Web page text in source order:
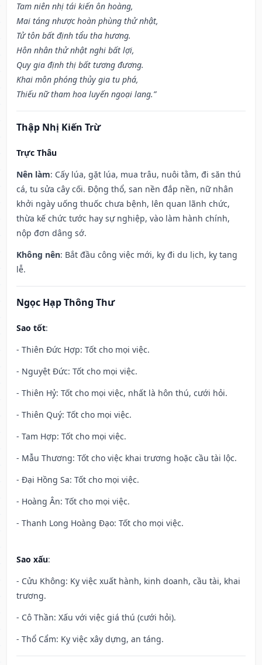
Tam niên nhị tái kiến ôn hoàng,
Mai táng nhược hoàn phùng thử nhật,
Tử tôn bất định tẩu tha hương.
Hôn nhân thử nhật nghi bất lợi,
Quy gia định thị bất tương đương.
Khai môn phóng thủy gia tu phá,
Thiếu nữ tham hoa luyến ngoại lang.”
Thập Nhị Kiến Trừ
Trực Thâu
Nên làm: Cấy lúa, gặt lúa, mua trâu, nuôi tằm, đi săn thú
cá, tu sửa cây cối. Động thổ, san nền đắp nền, nữ nhân
khởi ngày uống thuốc chưa bệnh, lên quan lãnh chức,
thừa kế chức tước hay sự nghiệp, vào làm hành chính,
nộp đơn dâng sớ.
Không nên: Bắt đầu công việc mới, kỵ đi du lịch, kỵ tang
lễ.
Ngọc Hạp Thông Thư
Sao tốt:
- Thiên Đức Hợp: Tốt cho mọi việc.
- Nguyệt Đức: Tốt cho mọi việc.
- Thiên Hỷ: Tốt cho mọi việc, nhất là hôn thú, cưới hỏi.
- Thiên Quý: Tốt cho mọi việc.
- Tam Hợp: Tốt cho mọi việc.
- Mẫu Thương: Tốt cho việc khai trương hoặc cầu tài lộc.
- Đại Hồng Sa: Tốt cho mọi việc.
- Hoàng Ân: Tốt cho mọi việc.
- Thanh Long Hoàng Đạo: Tốt cho mọi việc.
Sao xấu:
- Cửu Không: Kỵ việc xuất hành, kinh doanh, cầu tài, khai
trương.
- Cô Thần: Xấu với việc giá thú (cưới hỏi).
- Thổ Cẩm: Kỵ việc xây dựng, an táng.